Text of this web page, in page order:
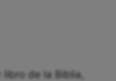
libro de la Biblia,